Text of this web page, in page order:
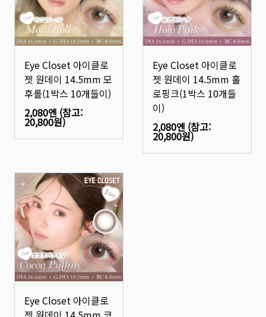
Eye Closet 아이클로
젯 원데이 14.5mm 모
후롤(1박스 10개들이)
2,080엔 (참고:
20,800원)
Eye Closet 아이클로
젯 원데이 14.5mm 홀
로핑크(1박스 10개들
이)
2,080엔 (참고:
20,800원)
Eye Closet 아이클로